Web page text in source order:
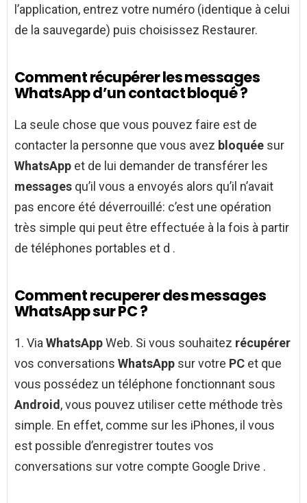
l’application, entrez votre numéro (identique à celui
de la sauvegarde) puis choisissez Restaurer.
Comment récupérer les messages
WhatsApp d’un contact bloqué ?
La seule chose que vous pouvez faire est de
contacter la personne que vous avez bloquée sur
WhatsApp et de lui demander de transférer les
messages qu’il vous a envoyés alors qu’il n’avait
pas encore été déverrouillé: c’est une opération
très simple qui peut être effectuée à la fois à partir
de téléphones portables et d .
Comment recuperer des messages
WhatsApp sur PC ?
1. ViaWhatsAppWeb. Si vous souhaitez récupérer
vos conversations WhatsApp sur votre PC et que
vous possédez un téléphone fonctionnant sous
Android, vous pouvez utiliser cette méthode très
simple. En effet, comme sur les iPhones, il vous
est possible d’enregistrer toutes vos
conversations sur votre compte Google Drive .